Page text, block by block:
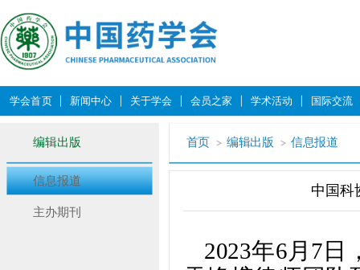
学会首页 新闻中心 关于学会 会员之家 学术活动 国际交流
编辑出版
信息报道
主办期刊
首页 编辑出版 信息报道
中国科
2023年6月7